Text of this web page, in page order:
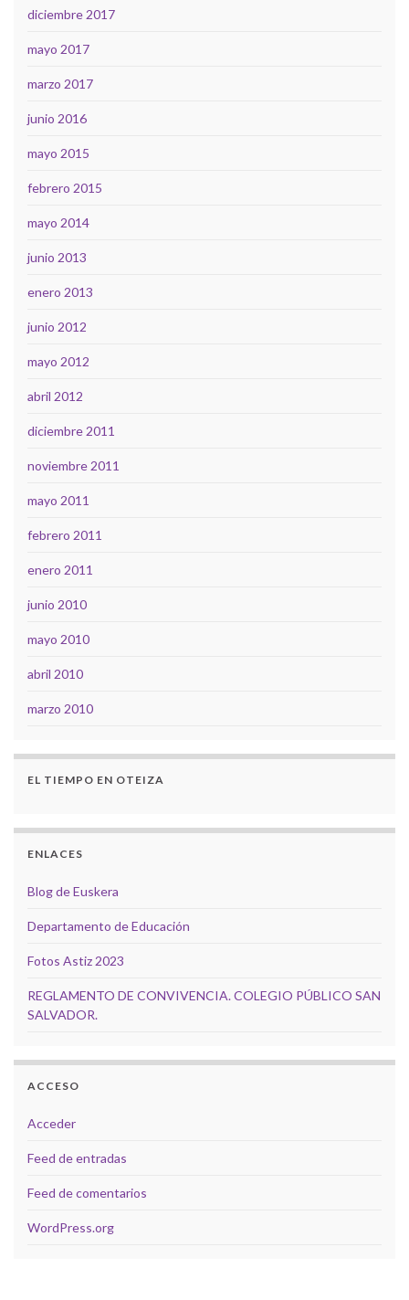
diciembre 2017
mayo 2017
marzo 2017
junio 2016
mayo 2015
febrero 2015
mayo 2014
junio 2013
enero 2013
junio 2012
mayo 2012
abril 2012
diciembre 2011
noviembre 2011
mayo 2011
febrero 2011
enero 2011
junio 2010
mayo 2010
abril 2010
marzo 2010
EL TIEMPO EN OTEIZA
ENLACES
Blog de Euskera
Departamento de Educación
Fotos Astiz 2023
REGLAMENTO DE CONVIVENCIA. COLEGIO PÚBLICO SAN
SALVADOR.
ACCESO
Acceder
Feed de entradas
Feed de comentarios
WordPress.org